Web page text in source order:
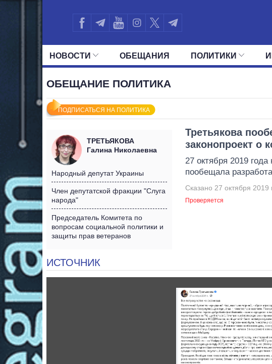
НОВОСТИ ОБЕЩАНИЯ ПОЛИТИКИ
ОБЕЩАНИЕ ПОЛИТИКА
ПОДПИСАТЬСЯ НА ПОЛИТИКА
ТРЕТЬЯКОВА
Галина Николаевна
Народный депутат Украины
Член депутатской фракции "Слуга
народа"
Председатель Комитета по
вопросам социальной политики и
защиты прав ветеранов
Третьякова
законопроект о
27 октября 2019
пообещала
Сказано 27 октября 2019
Проверяется
ИСТОЧНИК